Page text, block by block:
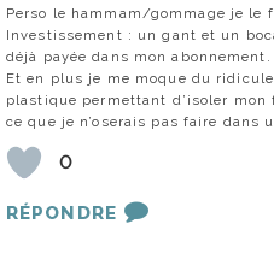
Perso le hammam/gommage je le
Investissement : un gant et un
déjà payée dans mon abonnement.
Et en plus je me moque du
plastique permettant d’isoler
ce que je n’oserais pas faire dans
0
RÉPONDRE